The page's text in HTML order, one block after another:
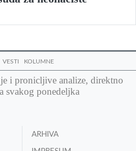
VESTI KOLUMNE
i pronicljive analize, direktno
svakog ponedeljka
ARHIVA